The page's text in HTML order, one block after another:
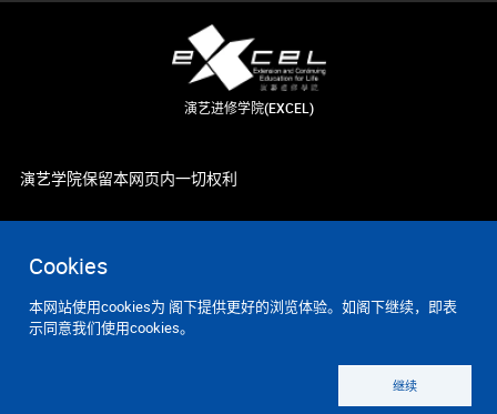
Cookies
本网站使用cookies为 阁下提供更好的浏览体验。如阁下继续，即表
示同意我们使用cookies。
继续
演艺进修学院(EXCEL)
演艺学院保留本网页内一切权利